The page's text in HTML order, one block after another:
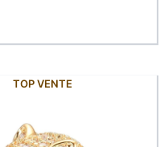
TOP VENTE